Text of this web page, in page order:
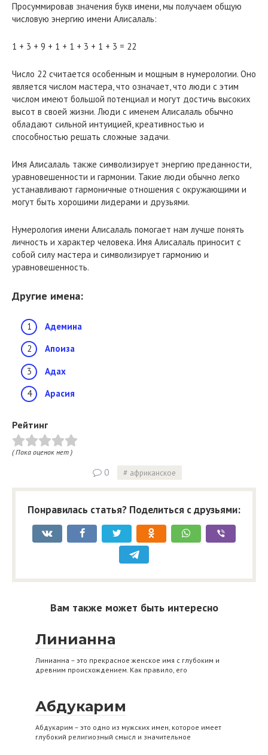
Просуммировав значения букв имени, мы получаем общую
числовую энергию имени Алисалаль:
1 + 3 + 9 + 1 + 1 + 3 + 1 + 3 = 22
Число 22 считается особенным и мощным в нумерологии. Оно
является числом мастера, что означает, что люди с этим
числом имеют большой потенциал и могут достичь высоких
высот в своей жизни. Люди с именем Алисалаль обычно
обладают сильной интуицией, креативностью и
способностью решать сложные задачи.
Имя Алисалаль также символизирует энергию преданности,
уравновешенности и гармонии. Такие люди обычно легко
устанавливают гармоничные отношения с окружающими и
могут быть хорошими лидерами и друзьями.
Нумерология имени Алисалаль помогает нам лучше понять
личность и характер человека. Имя Алисалаль приносит с
собой силу мастера и символизирует гармонию и
уравновешенность.
Другие имена:
Адемина
Апоиза
Адах
Арасия
Рейтинг
( Пока оценок нет )
0 африканское
Понравилась статья? Поделиться с друзьями:
Вам также может быть интересно
Линианна
Линианна – это прекрасное женское имя с глубоким и
древним происхождением. Как правило, его
Абдукарим
Абдукарим – это одно из мужских имен, которое имеет
глубокий религиозный смысл и значительное